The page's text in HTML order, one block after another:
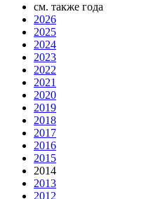
см. также года
2026
2025
2024
2023
2022
2021
2020
2019
2018
2017
2016
2015
2014
2013
2012